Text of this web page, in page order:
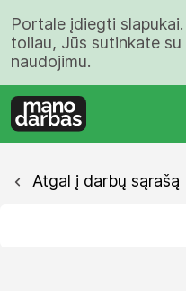
Portale įdiegti
toliau, Jūs sutinkate su
naudojimu.
Atgal į darbų sąrašą